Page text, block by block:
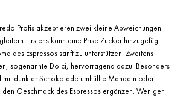
Profis akzeptieren zwei kleine Abweichungen
Erstens kann eine Prise Zucker hinzugefügt
des Espressos sanft zu unterstützen. Zweitens
sogenannte Dolci, hervorragend dazu. Besonders
mit dunkler Schokolade umhüllte Mandeln oder
Geschmack des Espressos ergänzen. Weniger